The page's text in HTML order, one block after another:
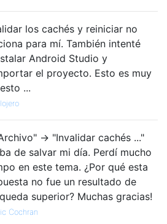
los cachés y reiniciar no
para mí. También intenté
Android Studio y
el proyecto. Esto es muy
...
-> "Invalidar cachés ..."
de salvar mi día. Perdí mucho
en este tema. ¿Por qué esta
no fue un resultado de
superior? Muchas gracias!
Cochran